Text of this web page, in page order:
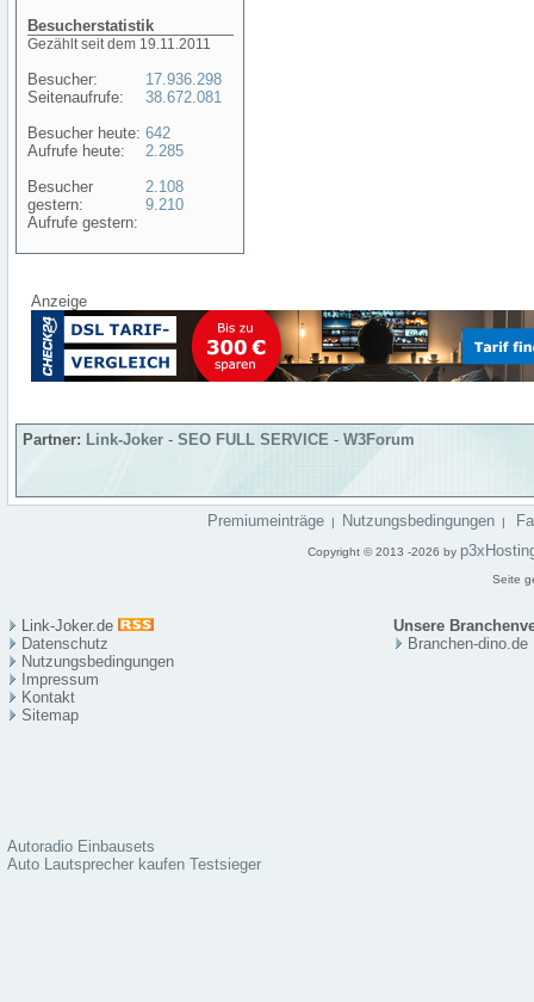
Besucherstatistik
Gezählt seit dem 19.11.2011
Besucher:
Seitenaufrufe:
Besucher heute:
Aufrufe heute:
Besucher
gestern:
Aufrufe gestern:
17.936.298
38.672.081
642
2.285
2.108
9.210
Anzeige
Partner: Link-Joker - SEO FULL SERVICE - W3Forum
Premiumeinträge | Nutzungsbedingungen |
Copyright © 2013 -2026 by
Seite
Link-Joker.de
Unsere
Datenschutz
Nutzungsbedingungen
Impressum
Kontakt
Sitemap
Branchen-dino.de
Autoradio Einbausets
Auto Lautsprecher kaufen Testsieger